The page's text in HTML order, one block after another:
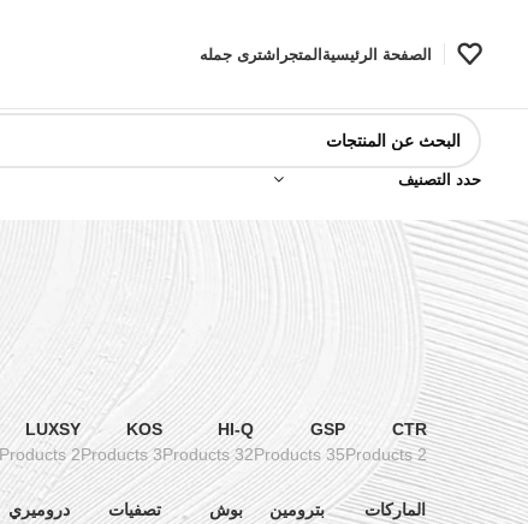
الصفحة الرئيسيةالمتجر اشترى جمله
حدد التصنيف
CTR
2 Products
GSP
35 Products
HI-Q
32 Products
KOS
3 Products
LUXSY
2 Products
الماركات
بترومين
بوش
تصفيات
دروميري